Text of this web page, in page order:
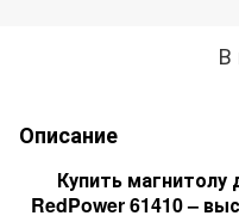
В
Описание
Купить магнитолу
RedPower 61410 –